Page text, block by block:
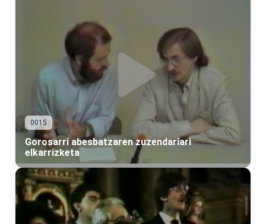
0015
Gorosarri abesbatzaren zuzendariari
elkarrizketa